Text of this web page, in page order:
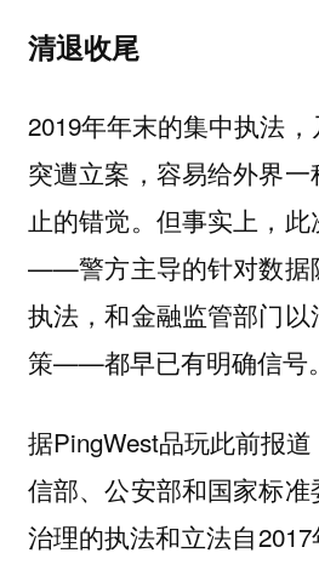
清退收尾
2019年年末的集中执法
突遭立案，容易给外界
止的错觉。但事实上，
——警方主导的针对数据
执法，和金融监管部门
策——都早已有明确信号。
据PingWest品玩此前报
信部、公安部和国家标
治理的执法和立法自